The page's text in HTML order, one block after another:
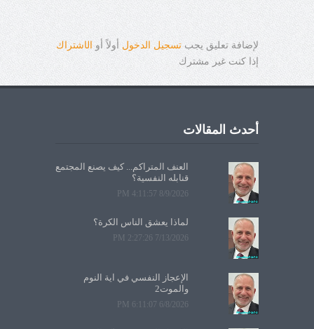
لإضافة تعليق يجب تسجيل الدخول أولاً أو الاشتراك
إذا كنت غير مشترك
أحدث المقالات
العنف المتراكم... كيف يصنع المجتمع
قنابله النفسية؟
8/9/2026 4:11:57 PM
لماذا يعشق الناس الكرة؟
7/13/2026 2:27:26 PM
الإعجاز النفسي في آية النوم
والموت2
6/8/2026 6:11:07 PM